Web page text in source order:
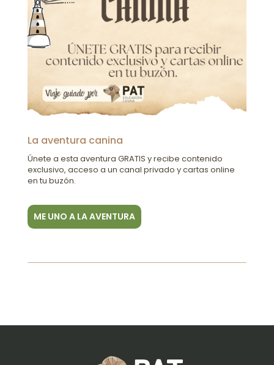
La aventura canina
Únete a esta aventura GRATIS y recibe contenido
exclusivo, acceso a un canal privado y cartas online
en tu buzón.
ME UNO A LA AVENTURA